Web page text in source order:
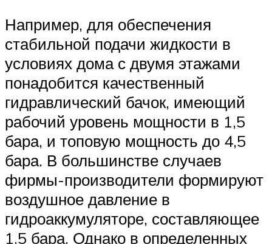
Например, для обеспечения
стабильной подачи жидкости в
условиях дома с двумя этажами
понадобится качественный
гидравлический бачок, имеющий
рабочий уровень мощности в 1,5
бара, и топовую мощность до 4,5
бара. В большинстве случаев
фирмы-производители формируют
воздушное давление в
гидроаккумуляторе, составляющее
1,5 бара. Однако в определенных